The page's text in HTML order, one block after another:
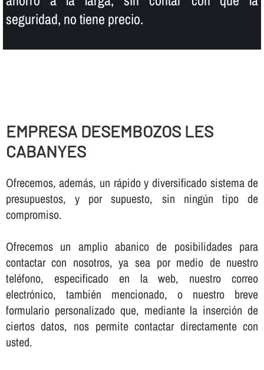
seguridad, no tiene precio.
EMPRESA DESEMBOZOS LES
CABANYES
Ofrecemos, además, un rápido y diversificado sistema de
presupuestos, y por supuesto, sin ningún tipo de
compromiso.
Ofrecemos un amplio abanico de posibilidades para
contactar con nosotros, ya sea por medio de nuestro
teléfono, especificado en la web, nuestro correo
electrónico, también mencionado, o nuestro breve
formulario personalizado que, mediante la inserción de
ciertos datos, nos permite contactar directamente con
usted.